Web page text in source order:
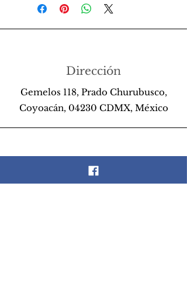
Dirección
Gemelos 118, Prado Churubusco,
Coyoacán, 04230 CDMX, México
Teléfono
55 26 89 13 14